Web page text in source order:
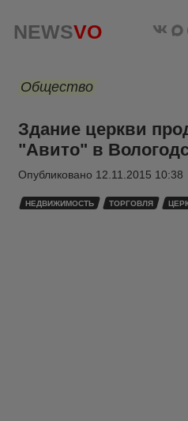
NEWSVO
Общество
Здание церкви
"Авито" в
Опубликовано 12.11.2015 10:38
НЕДВИЖИМОСТЬ ТОРГОВЛЯ